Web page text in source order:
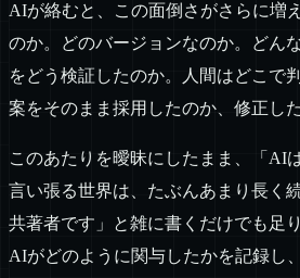
AIが絡むと、この面倒さがさらに増
のか。どのバージョンなのか。どん
をどう検証したのか。人間はどこで
案をそのまま採用したのか、修正し
このあたりを曖昧にしたまま、「AI
言い張る世界は、たぶんあまり長く
共著者です」と雑に書くだけでも足
AIがどのように関与したかを記録し